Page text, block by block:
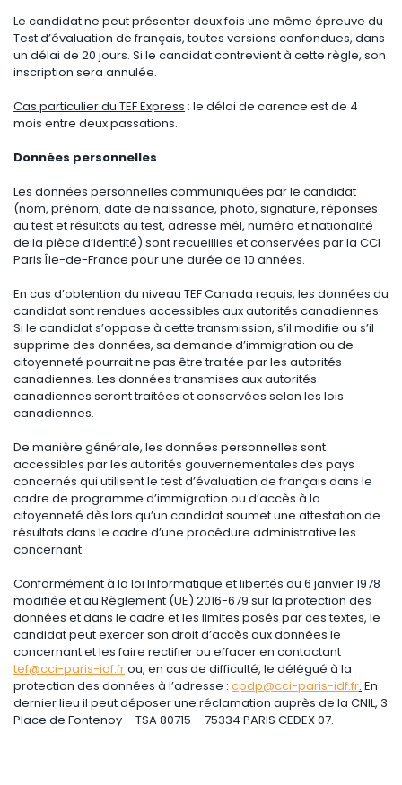
Le candidat ne peut présenter deux fois une même épreuve du
Test d’évaluation de français, toutes versions confondues, dans
un délai de 20 jours. Si le candidat contrevient à cette règle, son
inscription sera annulée.
Cas particulier du TEF Express : le délai de carence est de 4
mois entre deux passations.
Données personnelles
Les données personnelles communiquées par le candidat
(nom, prénom, date de naissance, photo, signature, réponses
au test et résultats au test, adresse mél, numéro et nationalité
de la pièce d’identité) sont recueillies et conservées par la CCI
Paris Île-de-France pour une durée de 10 années.
En cas d’obtention du niveau TEF Canada requis, les données du
candidat sont rendues accessibles aux autorités canadiennes.
Si le candidat s’oppose à cette transmission, s’il modifie ou s’il
supprime des données, sa demande d’immigration ou de
citoyenneté pourrait ne pas être traitée par les autorités
canadiennes. Les données transmises aux autorités
canadiennes seront traitées et conservées selon les lois
canadiennes.
De manière générale, les données personnelles sont
accessibles par les autorités gouvernementales des pays
concernés qui utilisent le test d’évaluation de français dans le
cadre de programme d’immigration ou d’accès à la
citoyenneté dès lors qu’un candidat soumet une attestation de
résultats dans le cadre d’une procédure administrative les
concernant.
Conformément à la loi Informatique et libertés du 6 janvier 1978
modifiée et au Règlement (UE) 2016-679 sur la protection des
données et dans le cadre et les limites posés par ces textes, le
candidat peut exercer son droit d’accès aux données le
concernant et les faire rectifier ou effacer en contactant
tef@cci-paris-idf.frou, en cas de difficulté, le délégué à la
protection des données à l’adresse : cpdp@cci-paris-idf.fr. En
dernier lieu il peut déposer une réclamation auprès de la CNIL, 3
Place de Fontenoy – TSA 80715 – 75334 PARIS CEDEX 07.